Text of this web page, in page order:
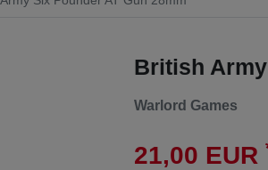
British
Warlord Games
21,00 EUR